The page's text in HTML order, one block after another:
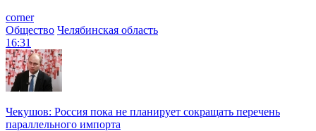
corner
Общество Челябинская область
16:31
Чекушов: Россия пока не планирует сокращать перечень
параллельного импорта